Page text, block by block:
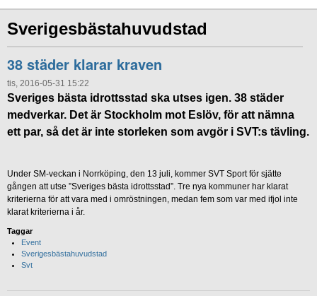
Sverigesbästahuvudstad
38 städer klarar kraven
tis, 2016-05-31 15:22
Sveriges bästa idrottsstad ska utses igen. 38 städer
medverkar. Det är Stockholm mot Eslöv, för att nämna
ett par, så det är inte storleken som avgör i SVT:s tävling.
Under SM-veckan i Norrköping, den 13 juli, kommer SVT Sport för sjätte
gången att utse ”Sveriges bästa idrottsstad”. Tre nya kommuner har klarat
kriterierna för att vara med i omröstningen, medan fem som var med ifjol inte
klarat kriterierna i år.
Taggar
Event
Sverigesbästahuvudstad
Svt